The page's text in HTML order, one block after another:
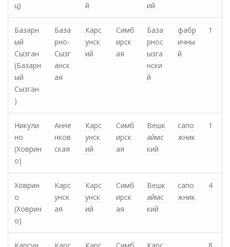
ц)
й
ий
Базарн
ый
Сызган
(Базарн
ый
Сызган
)
База
рно-
Сызг
анск
ая
Карс
унск
ий
Симб
ирск
ая
База
рнос
ызга
нски
й
фабр
ичны
й
1
Никули
но
(Xоврин
о)
Анне
нков
ская
Карс
унск
ий
Симб
ирск
ая
Вешк
аймс
кий
сапо
жник
1
Ховрин
о
(Xоврин
о)
Карс
унск
ая
Карс
унск
ий
Симб
ирск
ая
Вешк
аймс
кий
сапо
жник
4